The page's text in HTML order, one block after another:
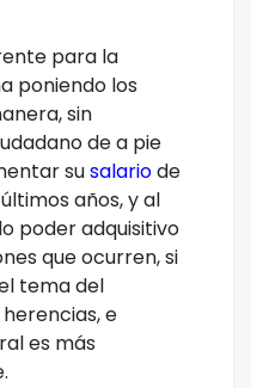
para la
poniendo los
sin
de a pie
susalariode
años, y al
poder adquisitivo
que ocurren, si
tema del
e
es más